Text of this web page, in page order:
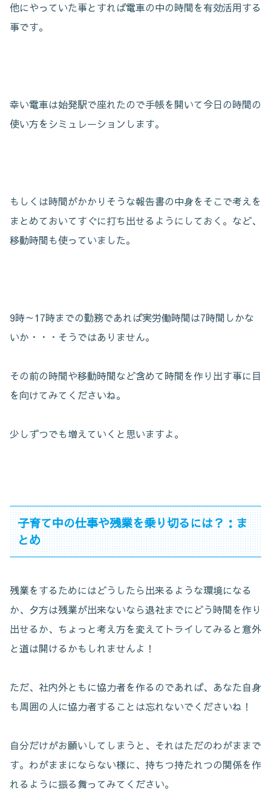
他にやっていた事とすれば電車の中の時間を有効活用する
事です。
幸い電車は始発駅で座れたので手帳を開いて今日の時間の
使い方をシミュレーションします。
もしくは時間がかかりそうな報告書の中身をそこで考えを
まとめておいてすぐに打ち出せるようにしておく。など、
移動時間も使っていました。
9時～17時までの勤務であれば実労働時間は7時間しかな
いか・・・そうではありません。
その前の時間や移動時間など含めて時間を作り出す事に目
を向けてみてくださいね。
少しずつでも増えていくと思いますよ。
子育て中の仕事や残業を乗り切るには？：ま
とめ
残業をするためにはどうしたら出来るような環境になる
か、夕方は残業が出来ないなら退社までにどう時間を作り
出せるか、ちょっと考え方を変えてトライしてみると意外
と道は開けるかもしれませんよ！
ただ、社内外ともに協力者を作るのであれば、あなた自身
も周囲の人に協力者することは忘れないでくださいね！
自分だけがお願いしてしまうと、それはただのわがままで
す。わがままにならない様に、持ちつ持たれつの関係を作
れるように振る舞ってみてください。